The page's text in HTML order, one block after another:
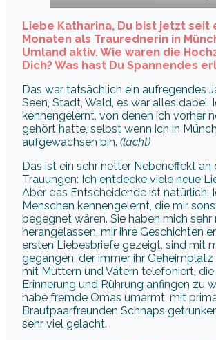
Liebe Katharina, Du bist jetzt seit
Monaten als Traurednerin in
Umland aktiv. Wie waren die
Dich? Was hast Du Spannendes
Das war tatsächlich ein aufregendes
Seen, Stadt, Wald, es war alles dabei.
kennengelernt, von denen ich vorher
gehört hatte, selbst wenn ich in
aufgewachsen bin. (lacht)
Das ist ein sehr netter Nebeneffekt an
Trauungen: Ich entdecke viele neue
Aber das Entscheidende ist natürlich:
Menschen kennengelernt, die mir
begegnet wären. Sie haben mich sehr
herangelassen, mir ihre Geschichten
ersten Liebesbriefe gezeigt, sind mit
gegangen, der immer ihr Geheimplatz
mit Müttern und Vätern telefoniert,
Erinnerung und Rührung anfingen zu
habe fremde Omas umarmt, mit
Brautpaarfreunden Schnaps
sehr viel gelacht.